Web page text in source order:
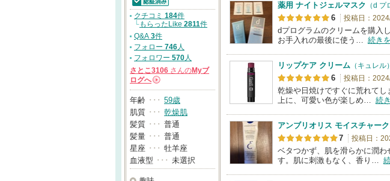
認証済
クチコミ 184件
└もらったLike 2811件
Q&A 3件
フォロー 746人
フォロワー 570人
さとこ3106 さんのMyブ
ログへ
→
年齢 ･･･ 59歳
肌質 ･･･ 乾燥肌
髪質 ･･･ 普通
髪量 ･･･ 普通
星座 ･･･ 牡羊座
血液型 ･･･ 未選択
薬用 ナイトジェルマスク （d プ
6 投稿日：
dプログラムのクリームを購入
お手入れの最後に使う… 続き
リップケア クリーム （キュレル）
6 投稿日：
乾燥や日焼けですぐに荒れて
上に、可愛い色が楽しめ… 続
アンブリオリス モイスチャー
7 投稿日：
ベタつかず、肌を滑らかに潤
す。肌に刺激もなく、香り…